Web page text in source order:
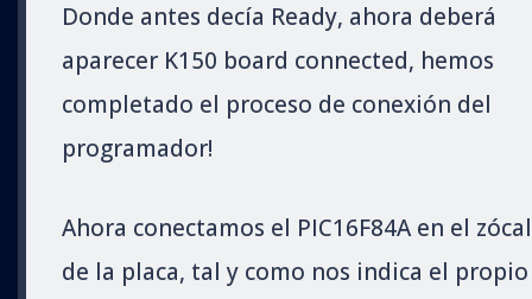
Donde antes decía Ready, ahora deberá
aparecer K150 board connected, hemos
completado el proceso de conexión del
programador!
Ahora conectamos el PIC16F84A en el
de la placa, tal y como nos indica el propio